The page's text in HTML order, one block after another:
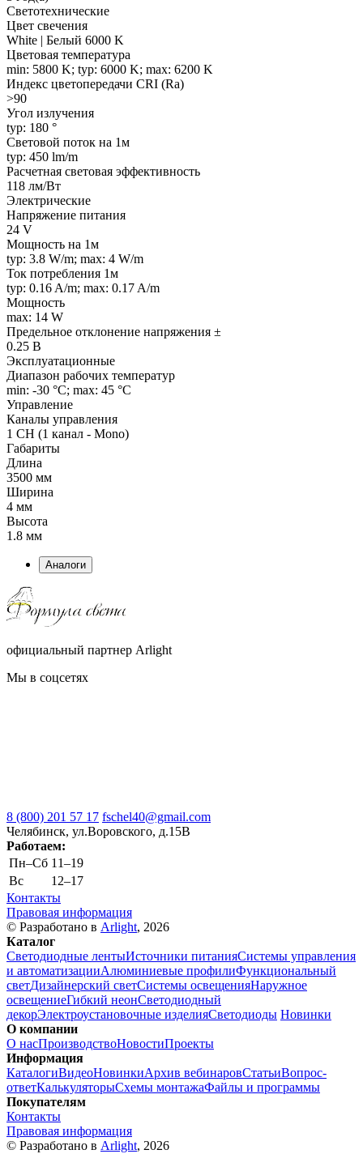
Светотехнические
Цвет свечения
White | Белый 6000 K
Цветовая температура
min: 5800 K; typ: 6000 K; max: 6200 K
Индекс цветопередачи CRI (Ra)
>90
Угол излучения
typ: 180 °
Световой поток на 1м
typ: 450 lm/m
Расчетная световая эффективность
118 лм/Вт
Электрические
Напряжение питания
24 V
Мощность на 1м
typ: 3.8 W/m; max: 4 W/m
Ток потребления 1м
typ: 0.16 A/m; max: 0.17 A/m
Мощность
max: 14 W
Предельное отклонение напряжения ±
0.25 В
Эксплуатационные
Диапазон рабочих температур
min: -30 °C; max: 45 °C
Управление
Каналы управления
1 CH (1 канал - Mono)
Габариты
Длина
3500 мм
Ширина
4 мм
Высота
1.8 мм
Аналоги
официальный партнер Arlight
Мы в соцсетях
8 (800) 201 57 17 fschel40@gmail.com
Челябинск, ул.Воровского, д.15В
Работаем:
Пн–Cб 11–19
Вс
12–17
Контакты
Правовая информация
© Разработано в Arlight, 2026
Каталог
Светодиодные лентыИсточники питанияСистемы управления
и автоматизацииАлюминиевые профилиФункциональный
светДизайнерский светСистемы освещенияНаружное
освещениеГибкий неонСветодиодный
декорЭлектроустановочные изделияСветодиоды Новинки
О компании
О насПроизводствоНовостиПроекты
Информация
КаталогиВидеоНовинкиАрхив вебинаровСтатьиВопрос-
ответКалькуляторыСхемы монтажаФайлы и программы
Покупателям
Контакты
Правовая информация
© Разработано в Arlight, 2026